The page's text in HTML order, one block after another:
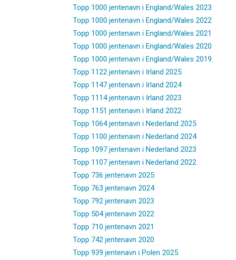
Topp 1000 jentenavn i England/Wales 2023
Topp 1000 jentenavn i England/Wales 2022
Topp 1000 jentenavn i England/Wales 2021
Topp 1000 jentenavn i England/Wales 2020
Topp 1000 jentenavn i England/Wales 2019
Topp 1122 jentenavn i Irland 2025
Topp 1147 jentenavn i Irland 2024
Topp 1114 jentenavn i Irland 2023
Topp 1151 jentenavn i Irland 2022
Topp 1064 jentenavn i Nederland 2025
Topp 1100 jentenavn i Nederland 2024
Topp 1097 jentenavn i Nederland 2023
Topp 1107 jentenavn i Nederland 2022
Topp 736 jentenavn 2025
Topp 763 jentenavn 2024
Topp 792 jentenavn 2023
Topp 504 jentenavn 2022
Topp 710 jentenavn 2021
Topp 742 jentenavn 2020
Topp 939 jentenavn i Polen 2025